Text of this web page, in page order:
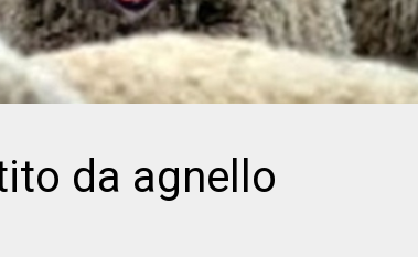
da agnello